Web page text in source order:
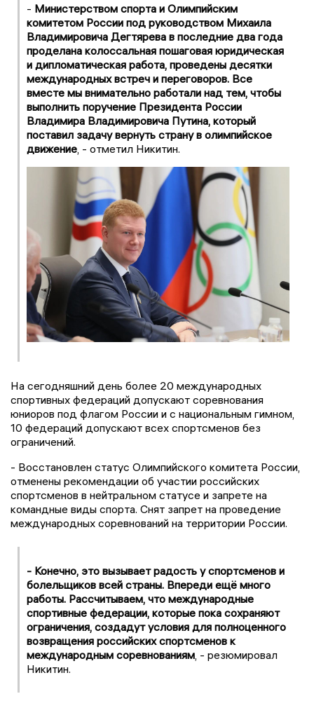
- Министерством спорта и Олимпийским
комитетом России под руководством Михаила
Владимировича Дегтярева в последние два года
проделана колоссальная пошаговая юридическая
и дипломатическая работа, проведены десятки
международных встреч и переговоров. Все
вместе мы внимательно работали над тем, чтобы
выполнить поручение Президента России
Владимира Владимировича Путина, который
поставил задачу вернуть страну в олимпийское
движение , - отметил Никитин.
На сегодняшний день более 20 международных
спортивных федераций допускают соревнования
юниоров под флагом России и с национальным гимном,
10 федераций допускают всех спортсменов без
ограничений.
- Восстановлен статус Олимпийского комитета России,
отменены рекомендации об участии российских
спортсменов в нейтральном статусе и запрете на
командные виды спорта. Снят запрет на проведение
международных соревнований на территории России.
- Конечно, это вызывает радость у спортсменов и
болельщиков всей страны. Впереди ещё много
работы. Рассчитываем, что международные
спортивные федерации, которые пока сохраняют
ограничения, создадут условия для полноценного
возвращения российских спортсменов к
международным соревнованиям , - резюмировал
Никитин.